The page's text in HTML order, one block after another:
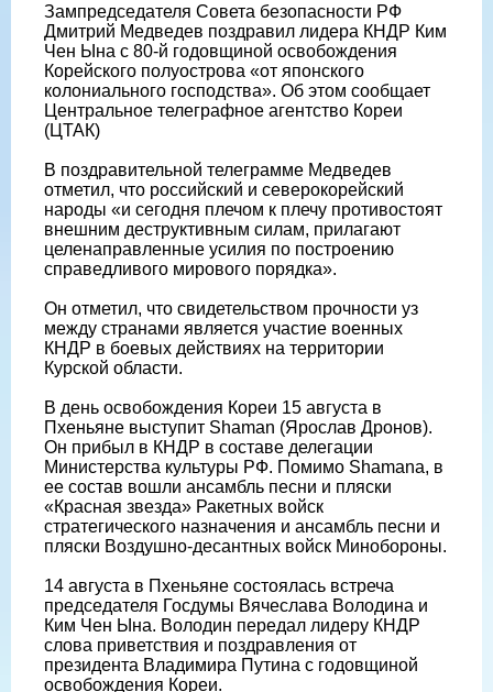
Зампредседателя Совета безопасности РФ
Дмитрий Медведев поздравил лидера КНДР Ким
Чен Ына с 80-й годовщиной освобождения
Корейского полуострова «от японского
колониального господства». Об этом сообщает
Центральное телеграфное агентство Кореи
(ЦТАК)
В поздравительной телеграмме Медведев
отметил, что российский и северокорейский
народы «и сегодня плечом к плечу противостоят
внешним деструктивным силам, прилагают
целенаправленные усилия по построению
справедливого мирового порядка».
Он отметил, что свидетельством прочности уз
между странами является участие военных
КНДР в боевых действиях на территории
Курской области.
В день освобождения Кореи 15 августа в
Пхеньяне выступит Shaman (Ярослав Дронов).
Он прибыл в КНДР в составе делегации
Министерства культуры РФ. Помимо Shamanа, в
ее состав вошли ансамбль песни и пляски
«Красная звезда» Ракетных войск
стратегического назначения и ансамбль песни и
пляски Воздушно-десантных войск Минобороны.
14 августа в Пхеньяне состоялась встреча
председателя Госдумы Вячеслава Володина и
Ким Чен Ына. Володин передал лидеру КНДР
слова приветствия и поздравления от
президента Владимира Путина с годовщиной
освобождения Кореи.